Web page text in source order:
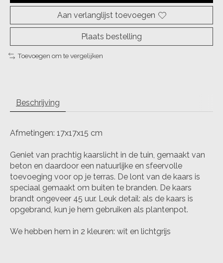
Aan verlanglijst toevoegen
Plaats bestelling
Toevoegen om te vergelijken
Beschrijving
Afmetingen: 17x17x15 cm
Geniet van prachtig kaarslicht in de tuin, gemaakt van
beton en daardoor een natuurlijke en sfeervolle
toevoeging voor op je terras. De lont van de kaars is
speciaal gemaakt om buiten te branden. De kaars
brandt ongeveer 45 uur. Leuk detail: als de kaars is
opgebrand, kun je hem gebruiken als plantenpot.
We hebben hem in 2 kleuren: wit en lichtgrijs